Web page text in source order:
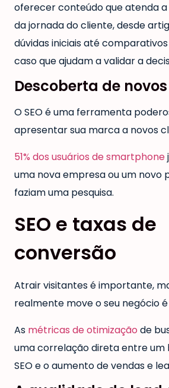
oferecer conteúdo que atenda
da jornada do cliente, desde
dúvidas iniciais até
caso que ajudam a validar a
Descoberta de
O SEO é uma ferramenta
apresentar sua marca a novos
51% dos usuários de smartphone
uma nova empresa ou um novo
faziam uma pesquisa.
SEO e taxas de
conversão
Atrair visitantes é importante,
realmente move o seu negócio
As métricas de otimização de
uma correlação direta entre
SEO e o aumento de vendas e